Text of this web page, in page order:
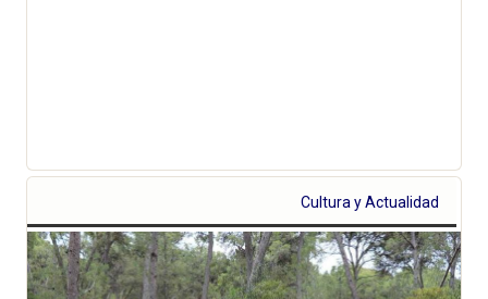
Cultura y Actualidad